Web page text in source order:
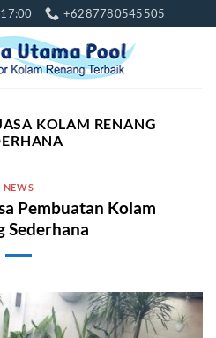
+6287780545505
KOLAM RENANG
NEWS
Pembuatan Kolam
Sederhana